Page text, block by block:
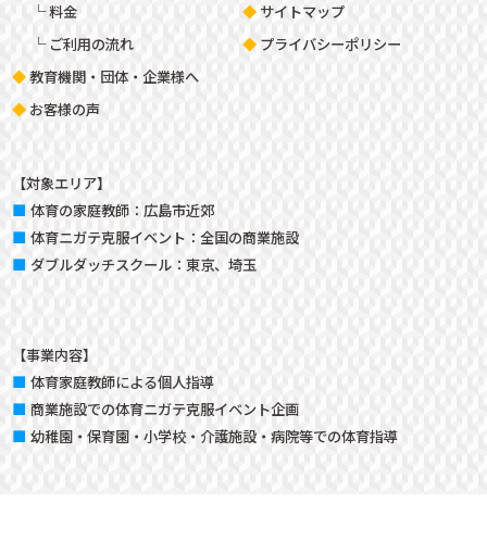
料金
ご利用の流れ
教育機関・団体・企業様へ
お客様の声
サイトマップ
プライバシーポリシー
【対象エリア】
体育の家庭教師： 広島市近郊
体育ニガテ克服イベント： 全国の商業施設
ダブルダッチスクール： 東京、埼玉
【事業内容】
体育家庭教師による個人指導
商業施設での体育ニガテ克服イベント企画
幼稚園・保育園・小学校・介護施設・病院等での体育指導